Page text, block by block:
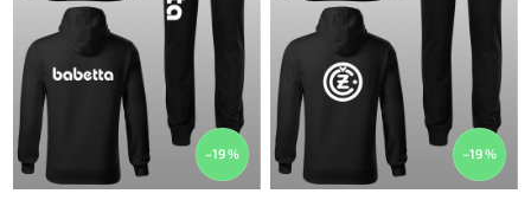
–19 % –19 %